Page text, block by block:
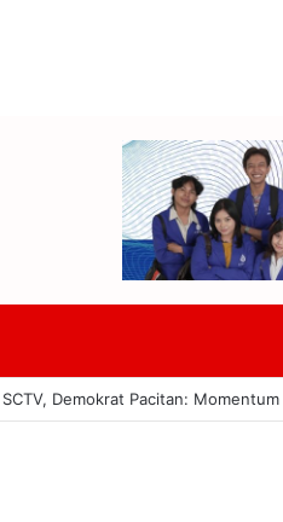
Demokrat Pacitan: